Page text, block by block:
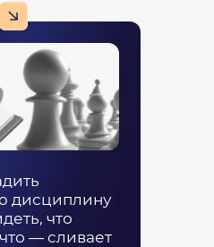
дисциплину
что
— сливает